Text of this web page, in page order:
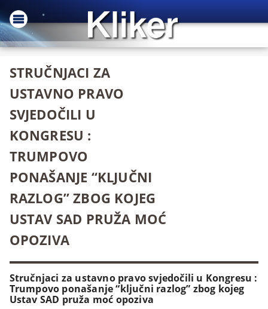
STRUČNJACI ZA
USTAVNO PRAVO
SVJEDOČILI U
KONGRESU :
TRUMPOVO
PONAŠANJE “KLJUČNI
RAZLOG” ZBOG KOJEG
USTAV SAD PRUŽA MOĆ
OPOZIVA
Stručnjaci za ustavno pravo svjedočili u Kongresu :
Trumpovo ponašanje “ključni razlog” zbog kojeg
Ustav SAD pruža moć opoziva